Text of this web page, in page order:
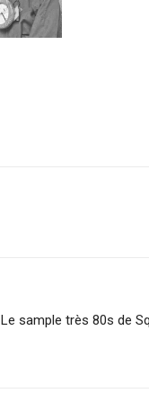
Le sample très 80s de